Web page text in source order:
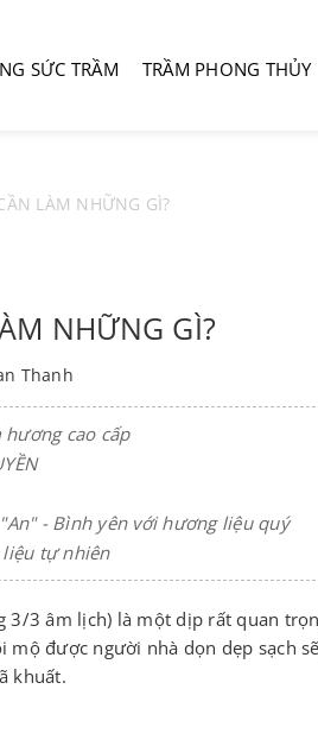
SỨC TRẦM TRẦM PHONG THỦY
LÀM NHỮNG GÌ?
NHỮNG GÌ?
Thanh
cao cấp
- Bình yên với hương liệu quý
tự nhiên
3 âm lịch) là một dịp rất quan
được người nhà dọn dẹp sạch
khuất.